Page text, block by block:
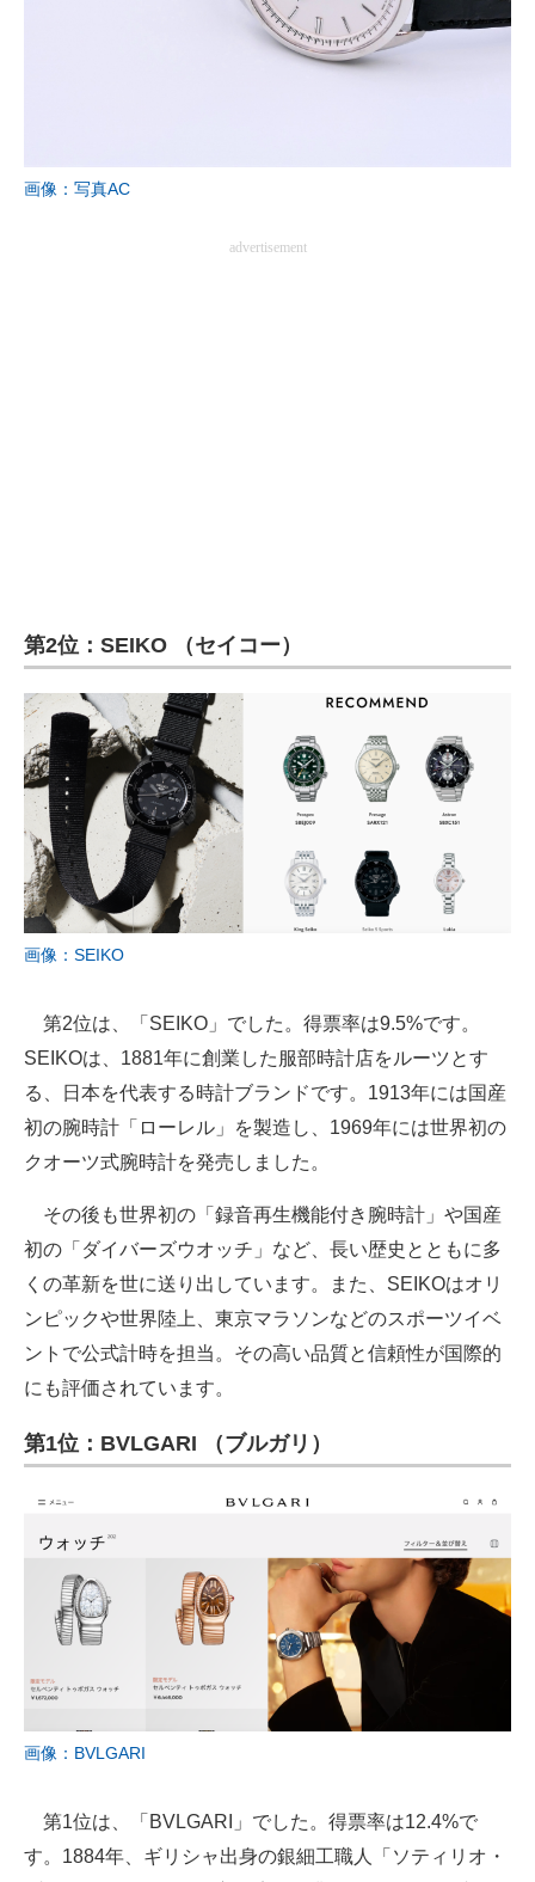
画像：写真AC
advertisement
第2位：SEIKO （セイコー）
画像：SEIKO
第2位は、「SEIKO」でした。得票率は9.5%です。
SEIKOは、1881年に創業した服部時計店をルーツとす
る、日本を代表する時計ブランドです。1913年には国産
初の腕時計「ローレル」を製造し、1969年には世界初の
クオーツ式腕時計を発売しました。
その後も世界初の「録音再生機能付き腕時計」や国産
初の「ダイバーズウオッチ」など、長い歴史とともに多
くの革新を世に送り出しています。また、SEIKOはオリ
ンピックや世界陸上、東京マラソンなどのスポーツイベ
ントで公式計時を担当。その高い品質と信頼性が国際的
にも評価されています。
第1位：BVLGARI （ブルガリ）
画像：BVLGARI
第1位は、「BVLGARI」でした。得票率は12.4%で
す。1884年、ギリシャ出身の銀細工職人「ソティリオ・